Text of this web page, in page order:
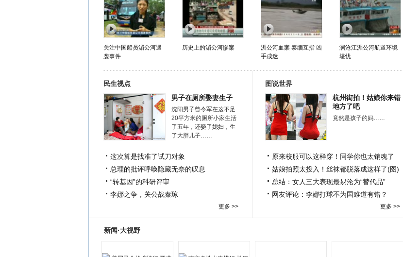
关注中国船员湄公河遇
袭事件
历史上的湄公河惨案
湄公河血案 泰缅互指 凶
手成迷
澜沧江湄公河航道环境
堪忧
民生视点
男子在厕所娶妻生子
沈阳男子曾令军在这不足
20平方米的厕所小家生活
了五年，还娶了媳妇，生
了大胖儿子……
这次算是找准了试刀对象
总理的批评呼唤隐藏无奈的叹息
“转基因”的科研评审
李娜之争，关公战秦琼
更多 >>
图说世界
杭州街拍！姑娘你来错
地方了吧
竟然是孩子的妈……
原来校服可以这样穿！同学你也太销魂了
姑娘拍照太投入！丝袜都脱落成这样了(图)
总结：女人三大表现最易沦为“替代品”
网友评论：李娜打球不为国难道有错？
更多 >>
新闻·大视野